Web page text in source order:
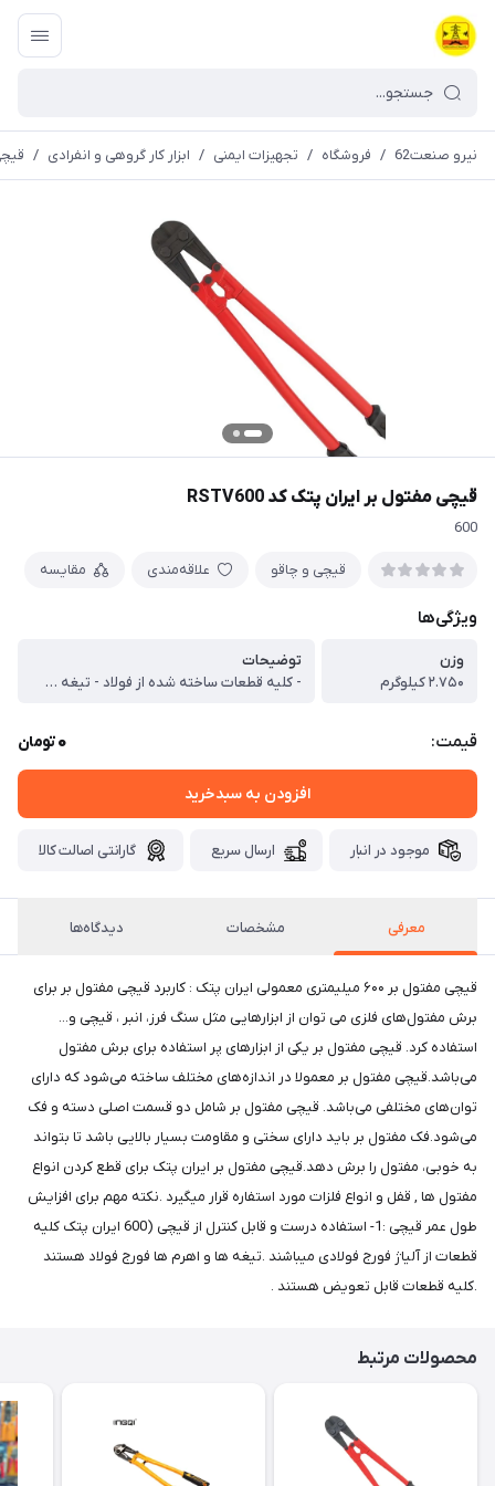
نیرو صنعت62 / فروشگاه / تجهیزات ایمنی / ابزار کار گروهی و انفرادی /
قیچی مفتول بر ایران پتک کد RSTV600
600
قیچی و چاقو علاقه‌مندی مقایسه
ویژگی‌ها
وزن
۲.۷۵۰ کیلوگرم
توضیحات
- کلیه قطعات ساخته شده از فولاد - تیغه و اهرم ساخته شده به روش آهنگری (فورج) - فاصله دهانه و تیغه ها قابل تنظیم هستند - کلیه قطعات قابل تعویض هستند - قرار گیری لبه برنده تیغه ها خارج از مرکز ضخامتی - ایجاد کمترین تغییر فرم در سطح برش - تولید شده مطابق با استاندرد ۹۲۲۵ ملی ایران
قیمت: 0تومان
افزودن به سبدخرید
موجود در انبار ارسال سریع گارانتی اصالت کالا
معرفی مشخصات دیدگاه‌ها
قیچی مفتول بر ۶۰۰ میلیمتری معمولی ایران پتک : کاربرد قیچی مفتول بر برای
برش مفتول‌های فلزی‌ می توان از ابزارهایی مثل سنگ فرز، انبر ، قیچی و...
استفاده کرد. قیچی مفتول بر یکی از ابزارهای پر استفاده برای برش مفتول
می‌باشد.قیچی مفتول بر معمولا در اندازه‌های مختلف ساخته می‌شود که دارای
توان‌های مختلفی می‌باشد. قیچی مفتول بر شامل دو قسمت اصلی دسته و فک
می‌شود.فک مفتول بر باید دارای سختی و مقاومت بسیار بالایی باشد تا بتواند
به خوبی، مفتول را برش دهد.قیچی مفتول بر ایران پتک برای قطع کردن انواع
مفتول ها , قفل و انواع فلزات مورد استفاره قرار میگیرد .نکته مهم برای افزایش
طول عمر قیچی :1- استفاده درست و قابل کنترل از قیچی (600 ایران پتک کلیه
قطعات از آلیاژ فورج فولادی میباشند .تیغه ها و اهرم ها فورج فولاد هستند
.کلیه قطعات قابل تعویض هستند .
محصولات مرتبط